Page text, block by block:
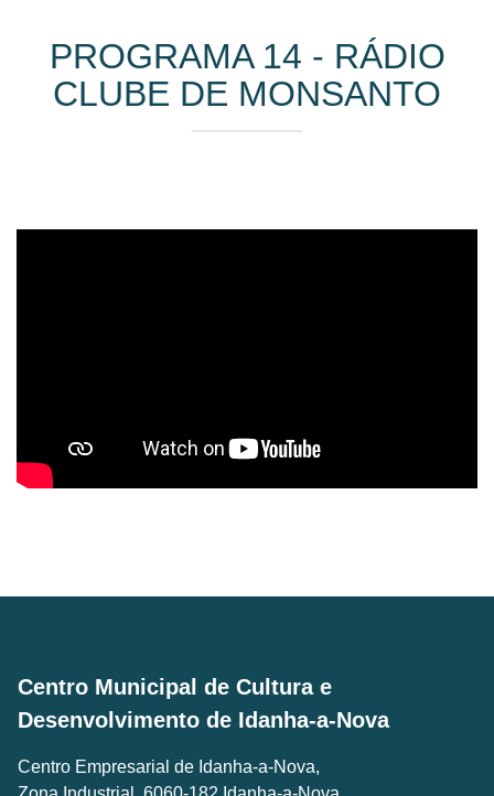
PROGRAMA 14 - RÁDIO
CLUBE DE MONSANTO
Centro Municipal de Cultura e
Desenvolvimento de Idanha-a-Nova
Centro Empresarial de Idanha-a-Nova,